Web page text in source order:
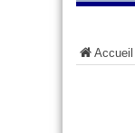
Accueil